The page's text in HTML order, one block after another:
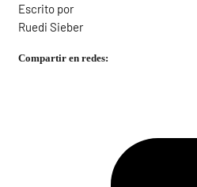
Escrito por
Ruedi Sieber
Compartir en redes: